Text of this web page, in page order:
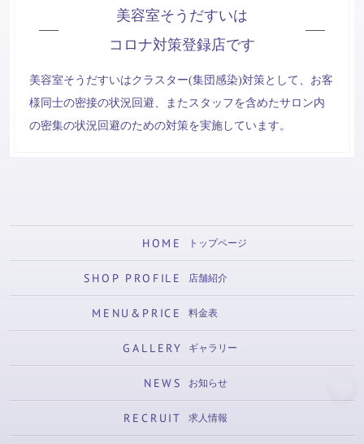
美容室そうだすいは
コロナ対策登録店です
美容室そうだすいはクラスター(集団感染)対策として、お客
様同士の密接の状況回避、またスタッフを含めたサロン内
の密集の状況回避のための対策を実施しています。
HOME トップページ
SHOP PROFILE 店舗紹介
MENU&PRICE 料金表
GALLERY ギャラリー
NEWS お知らせ
RECRUIT 求人情報